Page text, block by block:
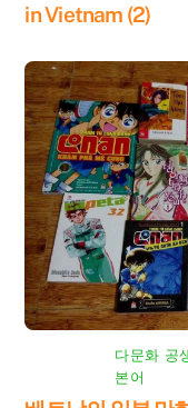
in Vietnam (2)
다문화 공
본어